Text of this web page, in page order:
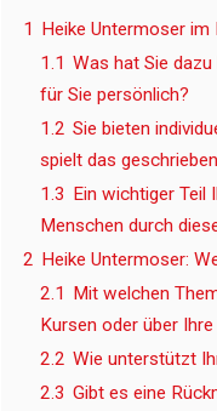
1 Heike Untermoser im
1.1 Was hat Sie
für Sie persönlich?
1.2 Sie bieten
spielt das
1.3 Ein wichtiger Teil
Menschen durch
2 Heike Untermoser:
2.1 Mit welchen
Kursen oder über
2.2 Wie unterstützt
2.3 Gibt es eine